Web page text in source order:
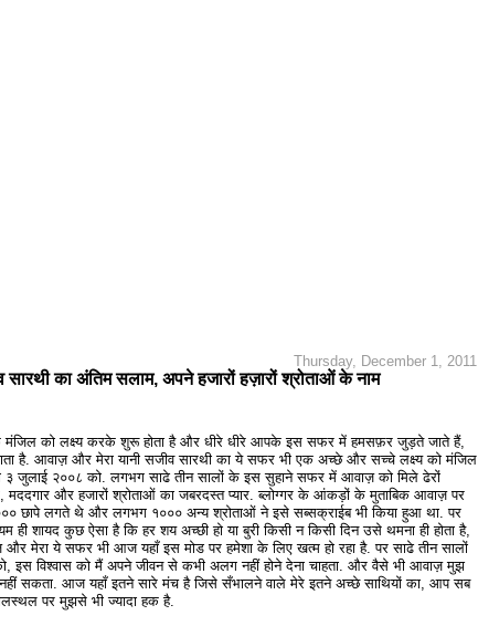
Thursday, December 1, 2011
का अंतिम सलाम, अपने हजारों हज़ारों श्रोताओं के नाम
मंजिल को लक्ष्य करके शुरू होता है और धीरे धीरे आपके इस सफर में हमसफ़र जुड़ते जाते हैं,
है. आवाज़ और मेरा यानी सजीव सारथी का ये सफर भी एक अच्छे और सच्चे लक्ष्य को मंजिल
जुलाई २००८ को. लगभग साढे तीन सालों के इस सुहाने सफर में आवाज़ को मिले ढेरों
और हजारों श्रोताओं का जबरदस्त प्यार. ब्लोग्गर के आंकड़ों के मुताबिक आवाज़ पर
छापे लगते थे और लगभग १००० अन्य श्रोताओं ने इसे सब्सक्राईब भी किया हुआ था. पर
ही शायद कुछ ऐसा है कि हर शय अच्छी हो या बुरी किसी न किसी दिन उसे थमना ही होता है,
मेरा ये सफर भी आज यहाँ इस मोड पर हमेशा के लिए खत्म हो रहा है. पर साढे तीन सालों
इस विश्वास को मैं अपने जीवन से कभी अलग नहीं होने देना चाहता. और वैसे भी आवाज़ मुझ
सकता. आज यहाँ इतने सारे मंच है जिसे सँभालने वाले मेरे इतने अच्छे साथियों का, आप सब
पर मुझसे भी ज्यादा हक है.